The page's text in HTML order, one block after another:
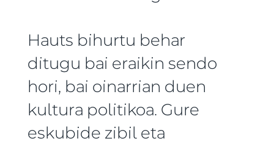
Hauts bihurtu behar
ditugu bai eraikin sendo
hori, bai oinarrian duen
kultura politikoa. Gure
eskubide zibil eta